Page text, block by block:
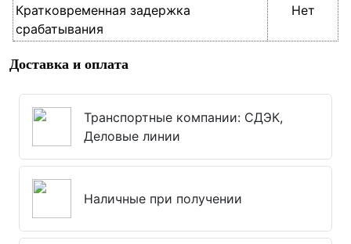
Кратковременная задержка
срабатывания
Нет
Доставка и оплата
Транспортные компании: СДЭК,
Деловые линии
Наличные при получении